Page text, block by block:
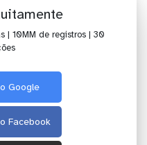
| 10MM de registros | 30
Google
Facebook